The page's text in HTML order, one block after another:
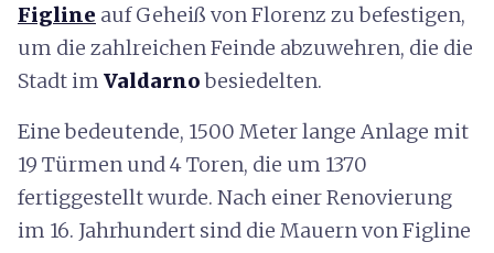
Figline auf Geheiß von Florenz zu befestigen,
um die zahlreichen Feinde abzuwehren, die die
Stadt im Valdarnobesiedelten.
Eine bedeutende, 1500 Meter lange Anlage mit
19 Türmen und 4 Toren, die um 1370
fertiggestellt wurde. Nach einer Renovierung
im 16. Jahrhundert sind die Mauern von Figline